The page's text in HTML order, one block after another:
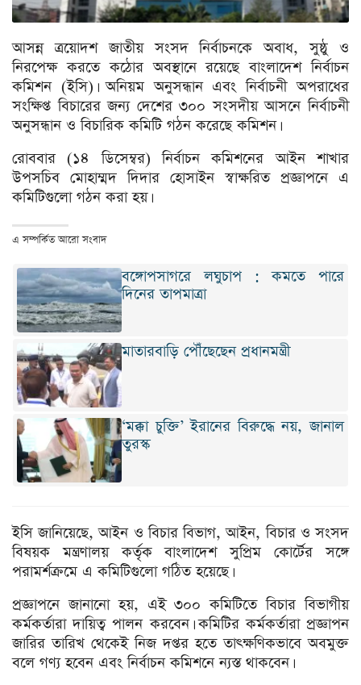
আসন্ন ত্রয়োদশ জাতীয় সংসদ নির্বাচনকে অবাধ, সুষ্ঠু ও
নিরপেক্ষ করতে কঠোর অবস্থানে রয়েছে বাংলাদেশ নির্বাচন
কমিশন (ইসি)। অনিয়ম অনুসন্ধান এবং নির্বাচনী অপরাধের
সংক্ষিপ্ত বিচারের জন্য দেশের ৩০০ সংসদীয় আসনে নির্বাচনী
অনুসন্ধান ও বিচারিক কমিটি গঠন করেছে কমিশন।
রোববার (১৪ ডিসেম্বর) নির্বাচন কমিশনের আইন শাখার
উপসচিব মোহাম্মদ দিদার হোসাইন স্বাক্ষরিত প্রজ্ঞাপনে এ
কমিটিগুলো গঠন করা হয়।
এ সম্পর্কিত আরো সংবাদ
বঙ্গোপসাগরে লঘুচাপ : কমতে পারে
দিনের তাপমাত্রা
মাতারবাড়ি পৌঁছেছেন প্রধানমন্ত্রী
‘মক্কা চুক্তি’ ইরানের বিরুদ্ধে নয়, জানাল
তুরস্ক
ইসি জানিয়েছে, আইন ও বিচার বিভাগ, আইন, বিচার ও সংসদ
বিষয়ক মন্ত্রণালয় কর্তৃক বাংলাদেশ সুপ্রিম কোর্টের সঙ্গে
পরামর্শক্রমে এ কমিটিগুলো গঠিত হয়েছে।
প্রজ্ঞাপনে জানানো হয়, এই ৩০০ কমিটিতে বিচার বিভাগীয়
কর্মকর্তারা দায়িত্ব পালন করবেন। কমিটির কর্মকর্তারা প্রজ্ঞাপন
জারির তারিখ থেকেই নিজ দপ্তর হতে তাৎক্ষণিকভাবে অবমুক্ত
বলে গণ্য হবেন এবং নির্বাচন কমিশনে ন্যস্ত থাকবেন।